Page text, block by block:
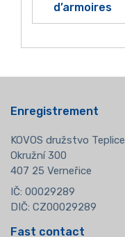
d’armoires
Enregistrement
KOVOS družstvo Teplice
Okružní 300
407 25 Verneřice
IČ: 00029289
DIČ: CZ00029289
Fast contact